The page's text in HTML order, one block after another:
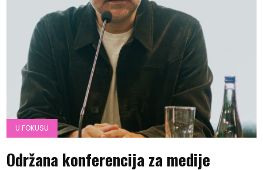
U FOKUSU
Održana konferencija za medije